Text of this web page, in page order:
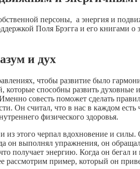
персоны, а энергия и
Поля Брэгга и его книгами о
и дух
чтобы развитие было
способны развить духовные
совесть поможет сделать
Он считал, что в нас в каждом
физического здоровья.
этого черпал вдохновение и силы.
он выполнял упражнения, он
получает энергию. Когда он бегал
пример, который он